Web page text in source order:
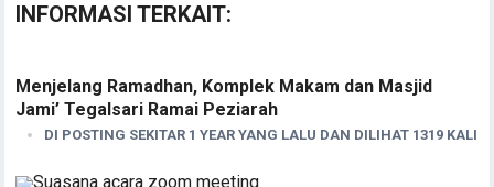
INFORMASI TERKAIT:
Menjelang Ramadhan, Komplek Makam dan Masjid
Jami’ Tegalsari Ramai Peziarah
DI POSTING SEKITAR 1 YEAR YANG LALU DAN DILIHAT 1319 KALI